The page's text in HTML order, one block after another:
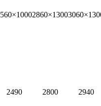
2860×1300
2490 2800 2940